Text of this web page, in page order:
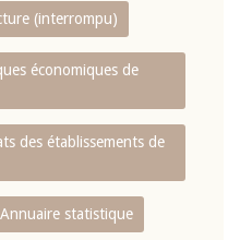
(interrompu)
économiques de
des établissements de
Annuaire statistique